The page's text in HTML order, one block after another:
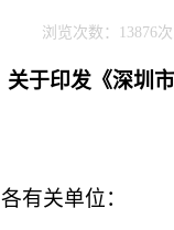
浏览次数：13876
关于印发《深圳
各有关单位：